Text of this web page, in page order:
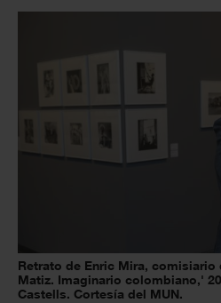
Retrato de Enric Mira,
Matiz. Imaginario colombiano,'
Castells. Cortesía del MUN.